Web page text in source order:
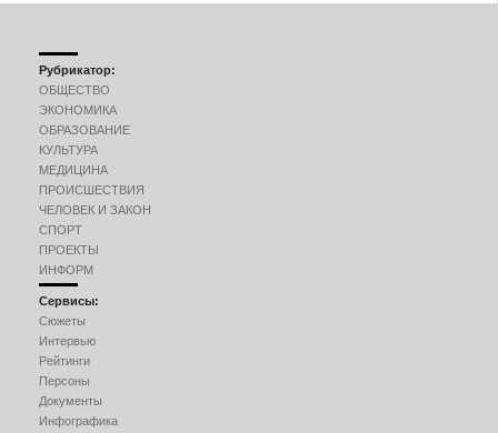
Рубрикатор:
ОБЩЕСТВО
ЭКОНОМИКА
ОБРАЗОВАНИЕ
КУЛЬТУРА
МЕДИЦИНА
ПРОИСШЕСТВИЯ
ЧЕЛОВЕК И ЗАКОН
СПОРТ
ПРОЕКТЫ
ИНФОРМ
Сервисы:
Сюжеты
Интервью
Рейтинги
Персоны
Документы
Инфографика